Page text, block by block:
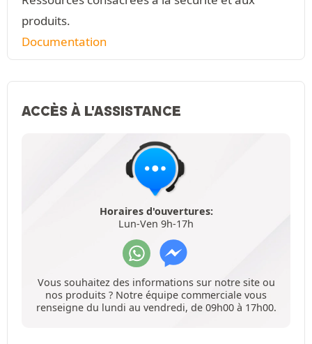
produits.
Documentation
ACCÈS À L'ASSISTANCE
Horaires d'ouvertures:
Lun-Ven 9h-17h
Vous souhaitez des informations sur notre site ou
nos produits ? Notre équipe commerciale vous
renseigne du lundi au vendredi, de 09h00 à 17h00.